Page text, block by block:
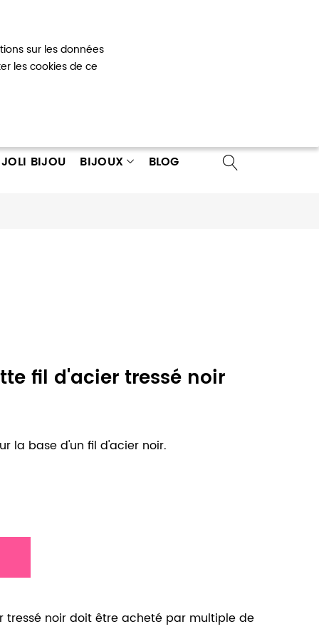
sur les données
les cookies de ce
compte
BIJOU BIJOUX BLOG
fil d'acier tressé noir
la base d'un fil d'acier noir.
noir doit être acheté par multiple de